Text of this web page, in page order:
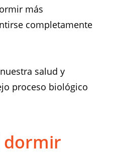
más
completamente
salud y
proceso biológico
dormir